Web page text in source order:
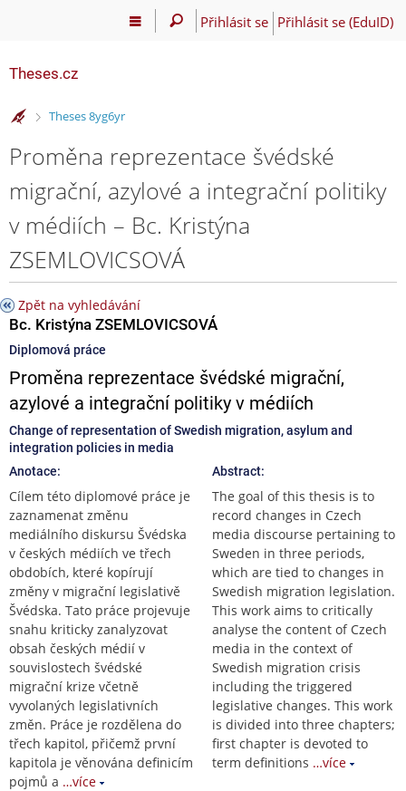
Přihlásit se Přihlásit se (EduID)
Theses.cz
>
Theses 8yg6yr
Proměna reprezentace švédské
migrační, azylové a integrační politiky
v médiích – Bc. Kristýna
ZSEMLOVICSOVÁ
Zpět na vyhledávání
Bc. Kristýna ZSEMLOVICSOVÁ
Diplomová práce
Proměna reprezentace švédské migrační,
azylové a integrační politiky v médiích
Change of representation of Swedish migration, asylum and
integration policies in media
Anotace:
Cílem této diplomové práce je
zaznamenat změnu
mediálního diskursu Švédska
v českých médiích ve třech
obdobích, které kopírují
změny v migrační legislativě
Švédska. Tato práce projevuje
snahu kriticky zanalyzovat
obsah českých médií v
souvislostech švédské
migrační krize včetně
vyvolaných legislativních
změn. Práce je rozdělena do
třech kapitol, přičemž první
kapitola je věnována definicím
pojmů a …více
Abstract:
The goal of this thesis is to
record changes in Czech
media discourse pertaining to
Sweden in three periods,
which are tied to changes in
Swedish migration legislation.
This work aims to critically
analyse the content of Czech
media in the context of
Swedish migration crisis
including the triggered
legislative changes. This work
is divided into three chapters;
first chapter is devoted to
term definitions …více